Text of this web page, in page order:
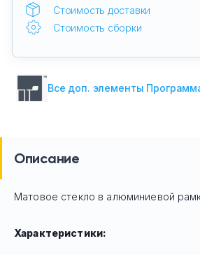
Стоимость доставки
Стоимость сборки
Все доп. элементы
Описание
Матовое стекло в алюминиевой
Характеристики: